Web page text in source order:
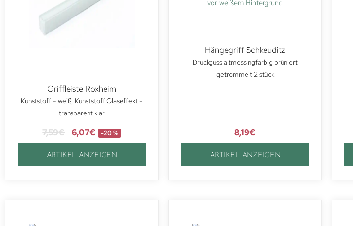
Griffleiste Roxheim
Kunststoff – weiß, Kunststoff Glaseffekt –
transparent klar
7,59€ 6,07€ -20 %
ARTIKEL ANZEIGEN
Hängegriff Schkeuditz
Druckguss altmessingfarbig brüniert
getrommelt 2 stück
8,19€
ARTIKEL ANZEIGEN